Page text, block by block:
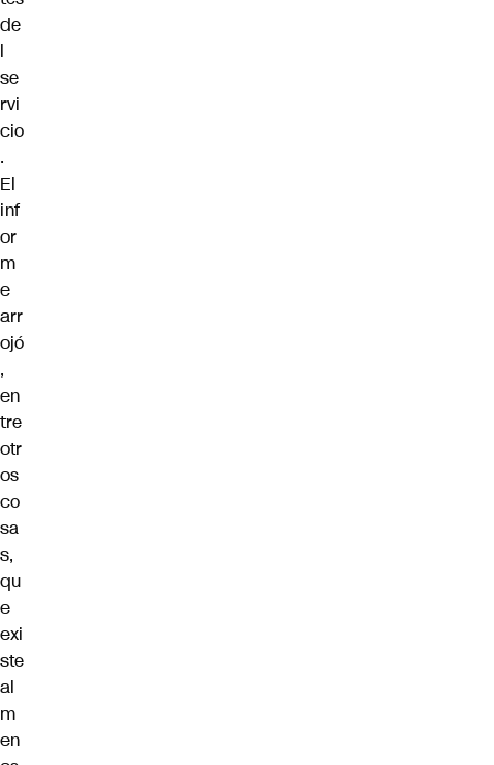
de
l
se
rvi
cio
.
El
inf
or
m
e
arr
ojó
,
en
tre
otr
os
co
sa
s,
qu
e
exi
ste
al
m
en